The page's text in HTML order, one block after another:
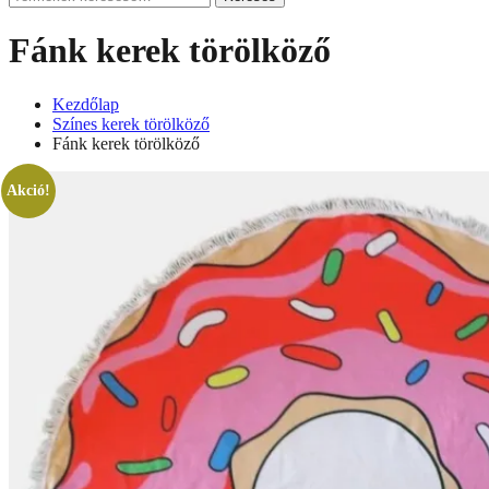
a
Fánk kerek törölköző
Kezdőlap
Színes kerek törölköző
Fánk kerek törölköző
Akció!